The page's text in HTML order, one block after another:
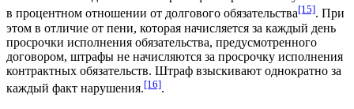
в процентном отношении от долгового обязательства[15]. При
этом в отличие от пени, которая начисляется за каждый день
просрочки исполнения обязательства, предусмотренного
договором, штрафы не начисляются за просрочку исполнения
контрактных обязательств. Штраф взыскивают однократно за
каждый факт нарушения.[16].